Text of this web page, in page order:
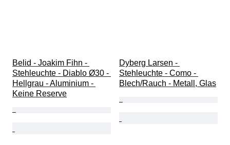
Belid - Joakim Fihn -
Stehleuchte - Diablo Ø30 -
Hellgrau - Aluminium -
Keine Reserve
Dyberg Larsen -
Stehleuchte - Como -
Blech/Rauch - Metall, Glas